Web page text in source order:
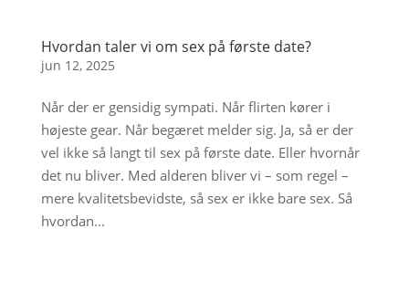
Hvordan taler vi om sex på første date?
jun 12, 2025
Når der er gensidig sympati. Når flirten kører i
højeste gear. Når begæret melder sig. Ja, så er der
vel ikke så langt til sex på første date. Eller hvornår
det nu bliver. Med alderen bliver vi – som regel –
mere kvalitetsbevidste, så sex er ikke bare sex. Så
hvordan...